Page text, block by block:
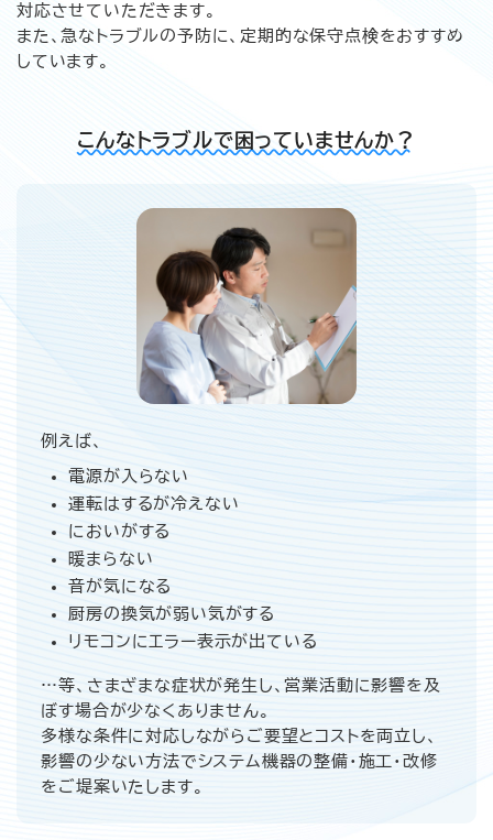
対応させていただきます。
また、急なトラブルの予防に、定期的な保守点検をおすすめ
しています。
こんなトラブルで困っていませんか？
例えば、
電源が入らない
運転はするが冷えない
においがする
暖まらない
音が気になる
厨房の換気が弱い気がする
リモコンにエラー表示が出ている
…等、さまざまな症状が発生し、営業活動に影響を及
ぼす場合が少なくありません。
多様な条件に対応しながらご要望とコストを両立し、
影響の少ない方法でシステム機器の整備・施工・改修
をご堤案いたします。